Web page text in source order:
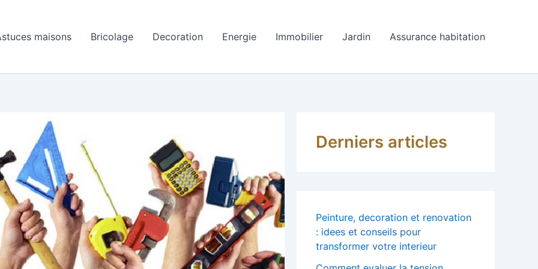
maisons Bricolage Decoration Energie Immobilier Jardin Assurance habitation
Derniers articles
Peinture, decoration et renovation
: idees et conseils pour
transformer votre interieur